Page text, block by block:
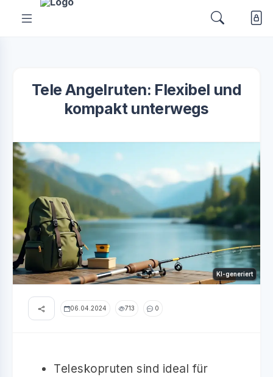
Tele Angelruten: Flexibel und
kompakt unterwegs
KI-generiert
06.04.2024 713 0
Teleskopruten sind ideal für